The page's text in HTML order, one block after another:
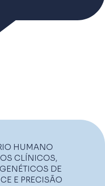
HUMANO
CLÍNICOS,
DE
E PRECISÃO